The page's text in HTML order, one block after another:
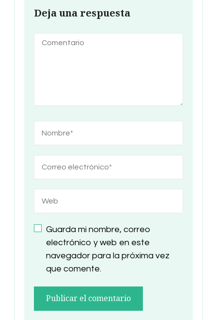
Deja una respuesta
Guarda mi nombre, correo
electrónico y web en este
navegador para la próxima vez
que comente.